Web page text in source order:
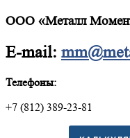
ООО «Металл
E-mail:
Телефоны:
+7 (812) 389-23-81